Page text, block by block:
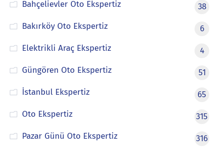
Bahçelievler Oto Ekspertiz
38
Bakırköy Oto Ekspertiz
6
Elektrikli Araç Ekspertiz
4
Güngören Oto Ekspertiz
51
İstanbul Ekspertiz
65
Oto Ekspertiz
315
Pazar Günü Oto Ekspertiz
316